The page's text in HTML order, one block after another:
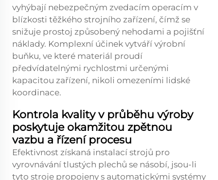
vyhýbají nebezpečným zvedacím operacím v
blízkosti těžkého strojního zařízení, čímž se
snižuje prostoj způsobený nehodami a pojišťní
náklady. Komplexní účinek vytváří výrobní
buňku, ve které materiál proudí
předvídatelnými rychlostmi určenými
kapacitou zařízení, nikoli omezeními lidské
koordinace.
Kontrola kvality v průběhu výroby
poskytuje okamžitou zpětnou
vazbu a řízení procesu
Efektivnost získaná instalací strojů pro
vyrovnávání tlustých plechů se násobí, jsou-li
tyto stroje propojeny s automatickými systémy